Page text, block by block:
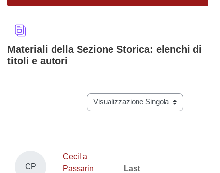
Materiali della Sezione Storica: elenchi di
titoli e autori
Navigazione terziaria modalità
CP
Cecilia
Passarin
Last